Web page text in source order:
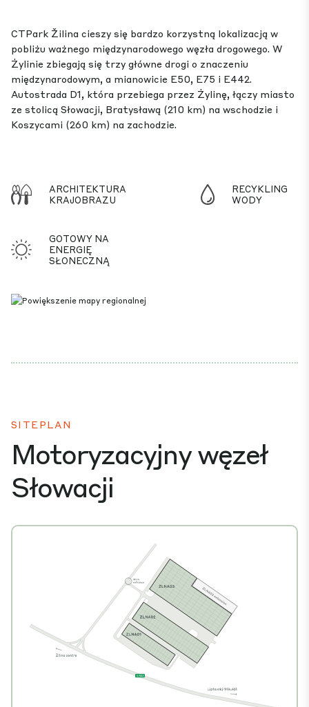
CTPark Žilina cieszy się bardzo korzystną lokalizacją w
pobliżu ważnego międzynarodowego węzła drogowego. W
Żylinie zbiegają się trzy główne drogi o znaczeniu
międzynarodowym, a mianowicie E50, E75 i E442.
Autostrada D1, która przebiega przez Żylinę, łączy miasto
ze stolicą Słowacji, Bratysławą (210 km) na wschodzie i
Koszycami (260 km) na zachodzie.
ARCHITEKTURA
KRAJOBRAZU
RECYKLING
WODY
GOTOWY NA
ENERGIĘ
SŁONECZNĄ
SITEPLAN
Motoryzacyjny węzeł
Słowacji